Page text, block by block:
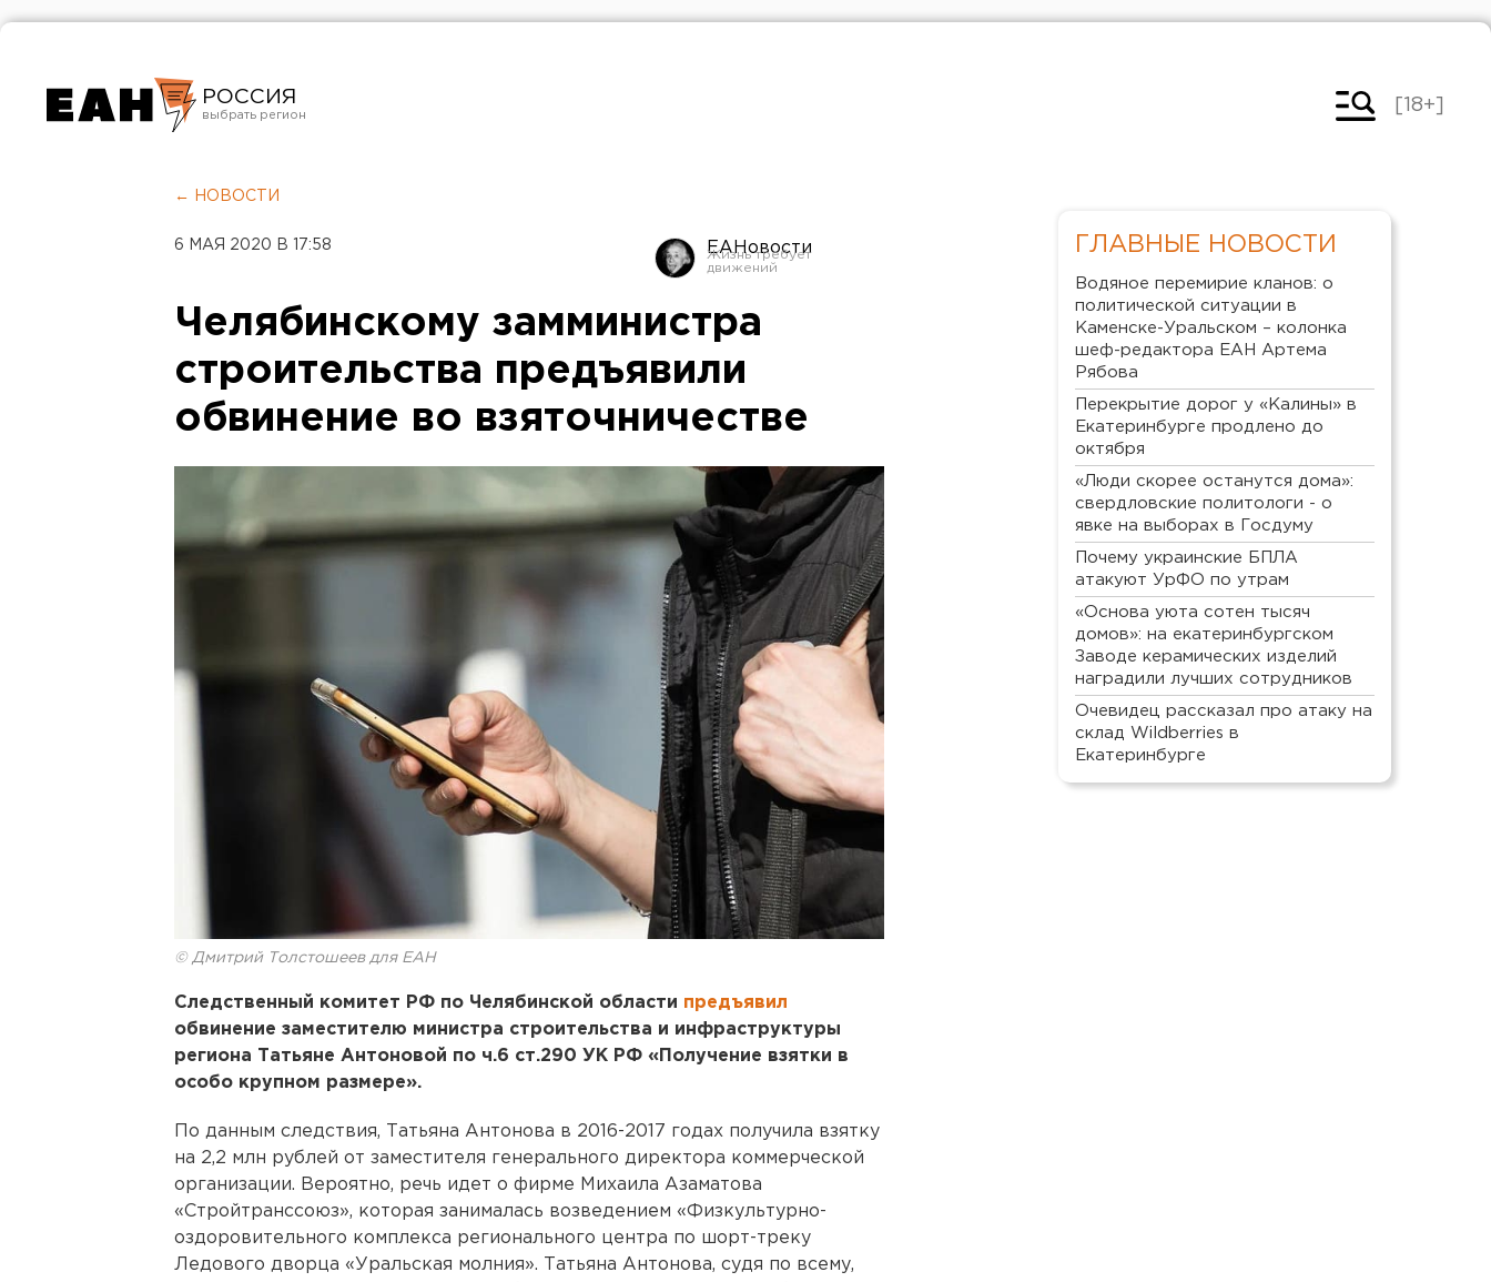
РОССИЯ
Челябинск
[18+]
← НОВОСТИ
6 МАЯ 2020 В 17:58 ЕАНовости
Челябинскому замминистра
строительства предъявили
обвинение во взяточничестве
© Дмитрий Толстошеев для ЕАН
Следственный комитет РФ по Челябинской области предъявил
обвинение заместителю министра строительства и инфраструктуры
региона Татьяне Антоновой по ч.6 ст.290 УК РФ «Получение взятки в
особо крупном размере».
По данным следствия, Татьяна Антонова в 2016-2017 годах получила взятку
на 2,2 млн рублей от заместителя генерального директора коммерческой
организации. Вероятно, речь идет о фирме Михаила Азаматова
«Стройтранссоюз», которая занималась возведением «Физкультурно-
оздоровительного комплекса регионального центра по шорт-треку
Ледового дворца «Уральская молния». Татьяна Антонова, судя по всему,
ГЛАВНЫЕ НОВОСТИ
Водяное перемирие кланов: о
политической ситуации в
Каменске-Уральском – колонка
шеф-редактора ЕАН Артема
Рябова
Перекрытие дорог у «Калины» в
Екатеринбурге продлено до
октября
«Люди скорее останутся дома»:
свердловские политологи - о
явке на выборах в Госдуму
Почему украинские БПЛА
атакуют УрФО по утрам
«Основа уюта сотен тысяч
домов»: на екатеринбургском
Заводе керамических изделий
наградили лучших сотрудников
Очевидец рассказал про атаку на
склад Wildberries в
Екатеринбурге